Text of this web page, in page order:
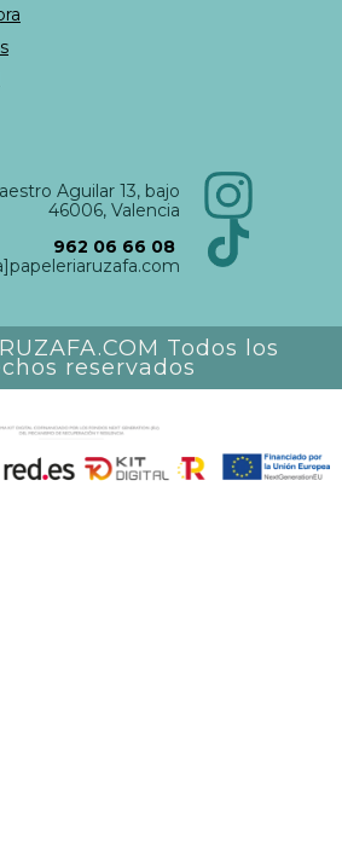
Aguilar 13, bajo
46006, Valencia
962 06 66 08
Todos los
reservados